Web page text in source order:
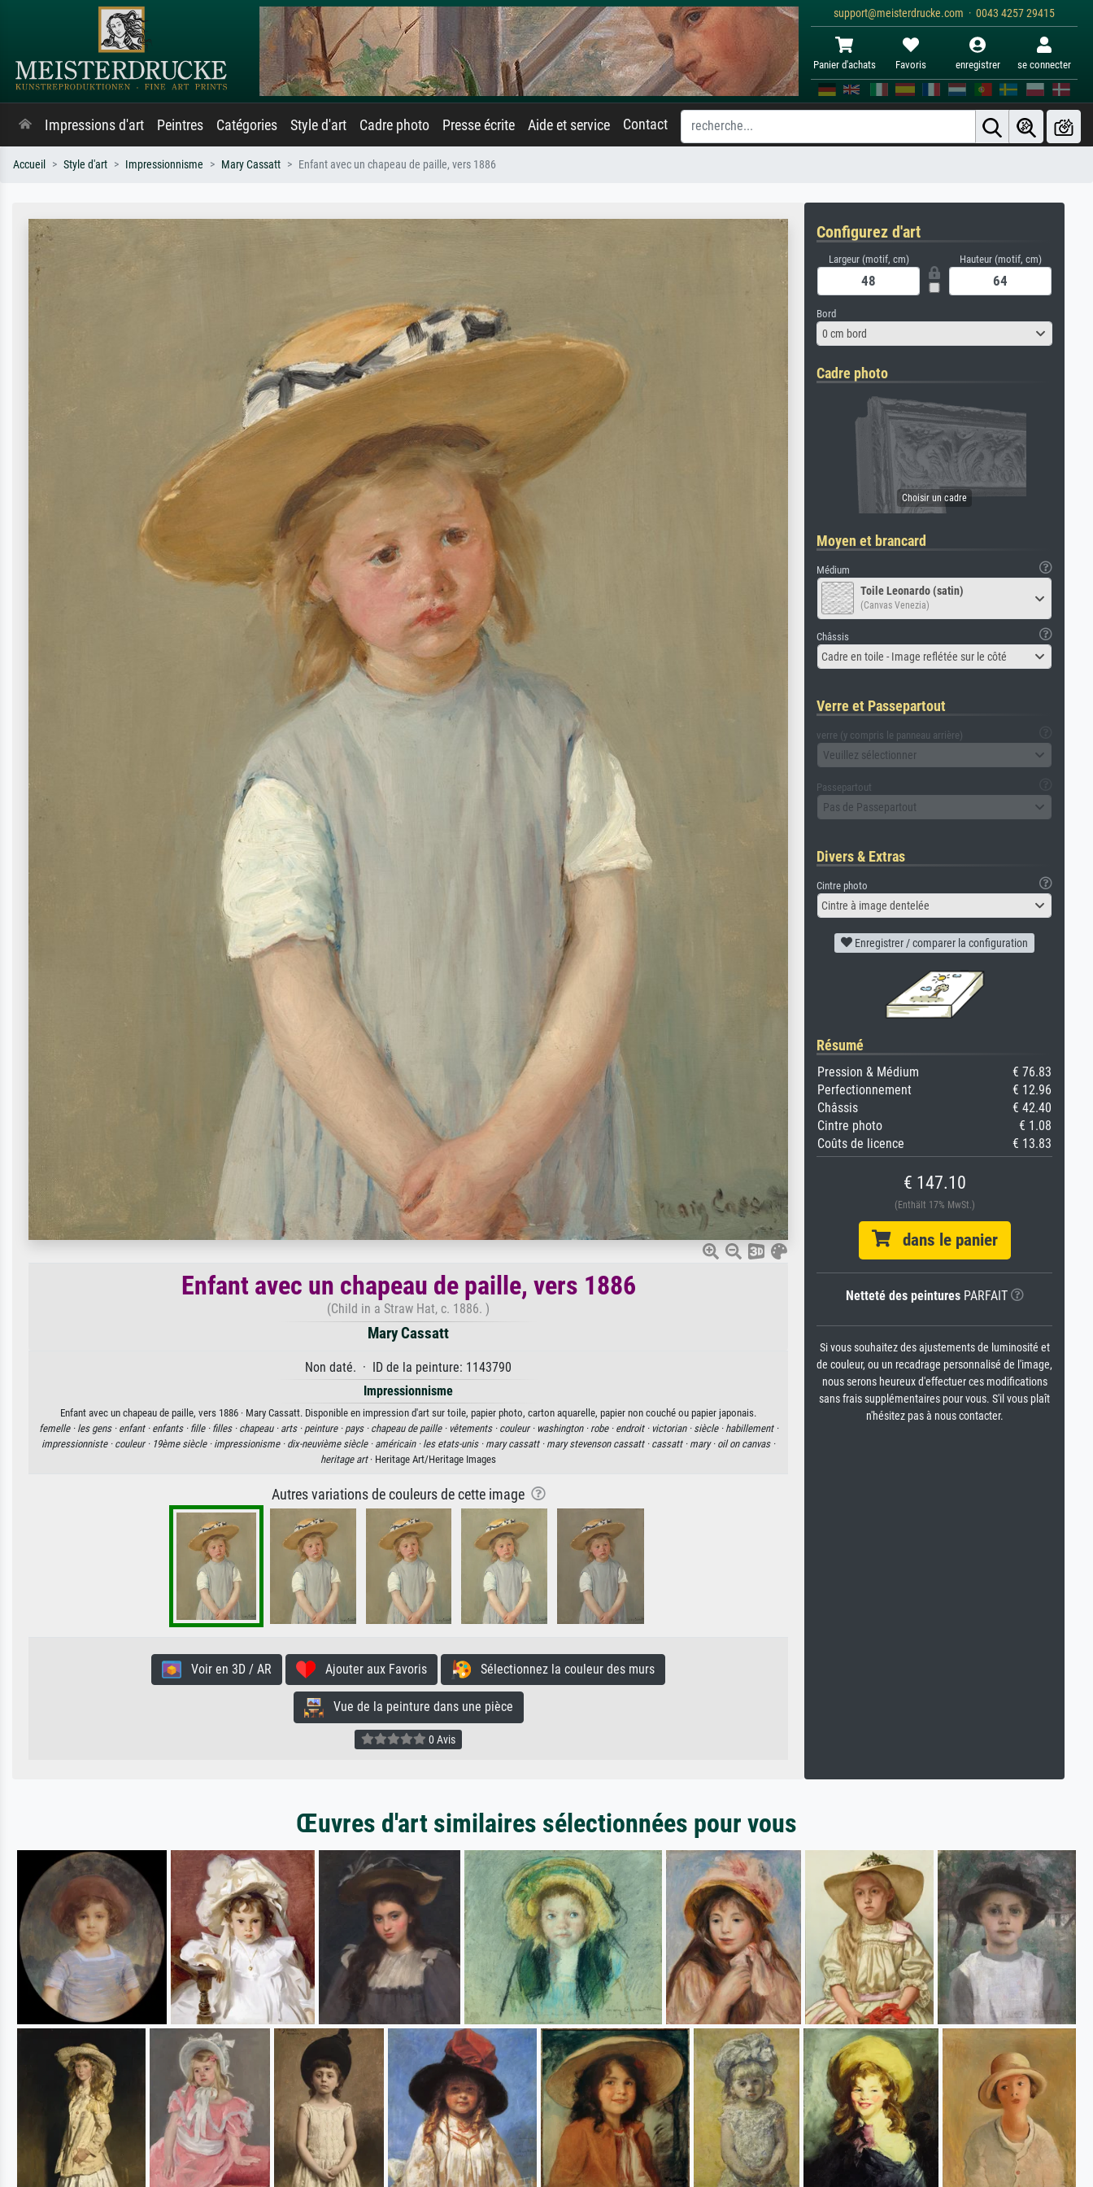
support@meisterdrucke.com · 0043 4257 29415
Panier d'achats Favoris enregistrer se connecter
Impressions d'art Peintres Catégories Style d'art Cadre photo Presse écrite Aide et service Contact
Accueil Style d'art Impressionnisme Mary Cassatt Enfant avec un chapeau de paille, vers 1886
Enfant avec un chapeau de paille, vers 1886
(Child in a Straw Hat, c. 1886. )
Mary Cassatt
Non daté. · ID de la peinture: 1143790
Impressionnisme
Enfant avec un chapeau de paille, vers 1886 · Mary Cassatt. Disponible en impression d'art sur toile, papier photo, carton aquarelle, papier non couché ou papier japonais.
femelle · les gens · enfant · enfants · fille · filles · chapeau · arts · peinture · pays · chapeau de paille · vêtements · couleur · washington · robe · endroit · victorian · siècle · habillement ·
impressionniste · couleur · 19ème siècle · impressionisme · dix-neuvième siècle · américain · les etats-unis · mary cassatt · mary stevenson cassatt · cassatt · mary · oil on canvas ·
heritage art· Heritage Art/Heritage Images
Autres variations de couleurs de cette image
Voir en 3D / AR Ajouter aux Favoris Sélectionnez la couleur des murs
Vue de la peinture dans une pièce
0 Avis
Configurez d'art
Largeur (motif, cm) Hauteur (motif, cm)
Bord
0 cm bord
Cadre photo
Moyen et brancard
Médium
Toile Leonardo (satin)
(Canvas Venezia)
Châssis
Cadre en toile - Image reflétée sur le côté
Verre et Passepartout
verre (y compris le panneau arrière)
Veuillez sélectionner
Passepartout
Pas de Passepartout
Divers & Extras
Cintre photo
Cintre à image dentelée
Enregistrer / comparer la configuration
Résumé
Pression & Médium
€ 76.83
Perfectionnement
€ 12.96
Châssis
€ 42.40
Cintre photo
€ 1.08
Coûts de licence
€ 13.83
€ 147.10
(Enthält 17% MwSt.)
dans le panier
Netteté des peinturesPARFAIT
Si vous souhaitez des ajustements de luminosité et
de couleur, ou un recadrage personnalisé de l'image,
nous serons heureux d'effectuer ces modifications
sans frais supplémentaires pour vous. S'il vous plaît
n'hésitez pas à nous contacter.
Œuvres d'art similaires sélectionnées pour vous